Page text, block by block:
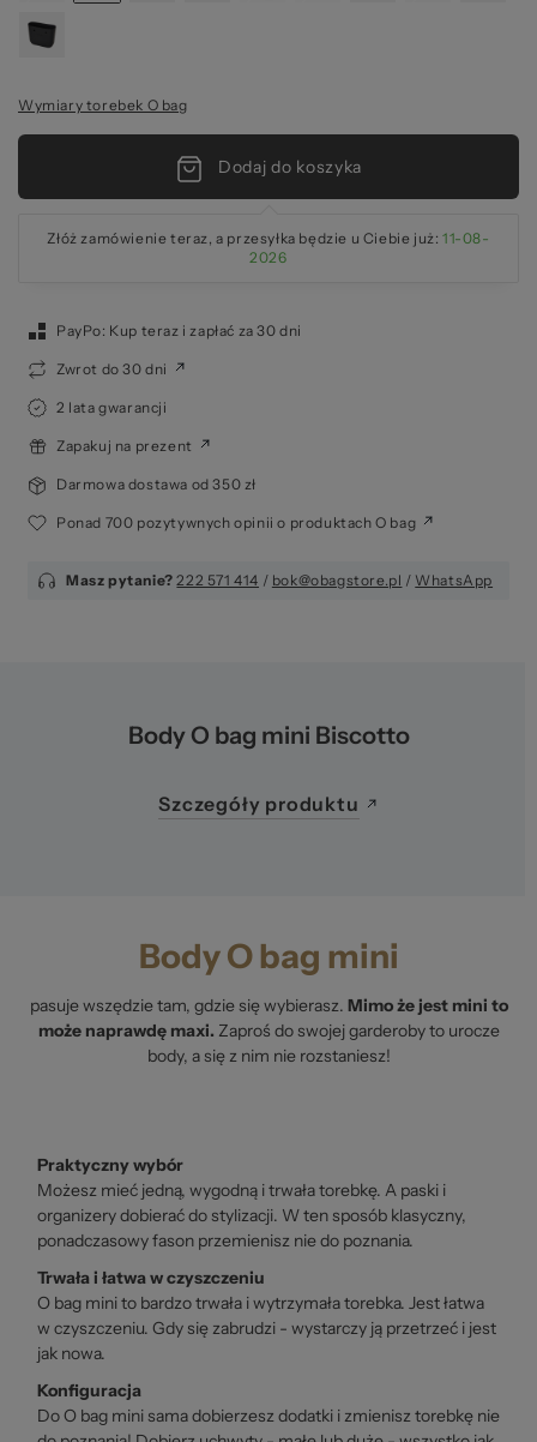
Wymiary torebek O bag
Dodaj do koszyka
Złóż zamówienie teraz, a przesyłka będzie u Ciebie już: 11-08-
2026
PayPo: Kup teraz i zapłać za 30 dni
Zwrot do 30 dni
2 lata gwarancji
Zapakuj na prezent
Darmowa dostawa od 350 zł
Ponad 700 pozytywnych opinii o produktach O bag
Masz pytanie? 222 571 414 / bok@obagstore.pl / WhatsApp
Body O bag mini
pasuje wszędzie tam, gdzie się wybierasz. Mimo że jest mini to
może naprawdę maxi. Zaproś do swojej garderoby to urocze
body, a się z nim nie rozstaniesz!
Praktyczny wybór
Możesz mieć jedną, wygodną i trwała torebkę. A paski i
organizery dobierać do stylizacji. W ten sposób klasyczny,
ponadczasowy fason przemienisz nie do poznania.
Trwała i łatwa w czyszczeniu
O bag mini to bardzo trwała i wytrzymała torebka. Jest łatwa
w czyszczeniu. Gdy się zabrudzi - wystarczy ją przetrzeć i jest
jak nowa.
Konfiguracja
Do O bag mini sama dobierzesz dodatki i zmienisz torebkę nie
Body O bag mini Biscotto
Szczegóły produktu